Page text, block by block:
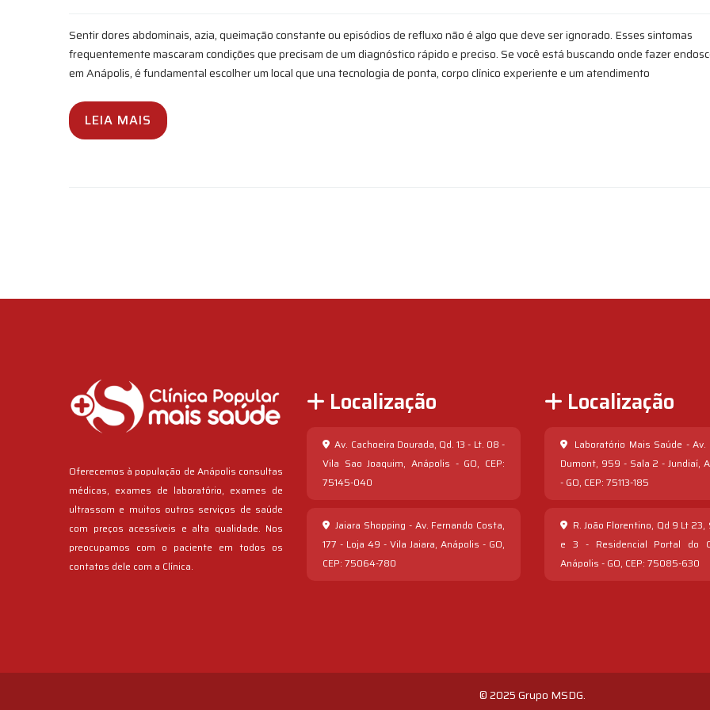
Sentir dores abdominais, azia, queimação constante ou episódios de refluxo não é algo que deve ser ignorado. Esses sintomas
frequentemente mascaram condições que precisam de um diagnóstico rápido e preciso. Se você está buscando onde fazer
em Anápolis, é fundamental escolher um local que una tecnologia de ponta, corpo clínico experiente e um atendimento
LEIA MAIS
Oferecemos à população de Anápolis consultas
médicas, exames de laboratório, exames de
ultrassom e muitos outros serviços de saúde
com preços acessíveis e alta qualidade. Nos
preocupamos com o paciente em todos os
contatos dele com a Clínica.
Localização
Av. Cachoeira Dourada, Qd. 13 - Lt. 08 -
Vila Sao Joaquim, Anápolis - GO, CEP:
75145-040
Jaiara Shopping - Av. Fernando Costa,
177 - Loja 49 - Vila Jaiara, Anápolis - GO,
CEP: 75064-780
Localização
Laboratório Mais Saúde -
Dumont, 959 - Sala 2 - Jundiaí,
- GO, CEP: 75113-185
R. João Florentino, Qd 9 Lt 23,
e 3 - Residencial Portal do
Anápolis - GO, CEP: 75085-630
© 2025 Grupo MSDG.